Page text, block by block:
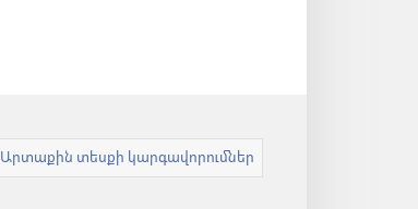
Արտաքին տեսքի կարգավորումներ